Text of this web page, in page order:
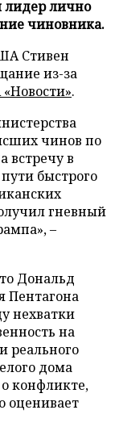
лидер лично
чиновника.
Стивен
из-за
.
чинов по
встречу в
быстрого
гневный
–
Дональд
Пентагона
нехватки
на
реального
дома
конфликте,
оценивает